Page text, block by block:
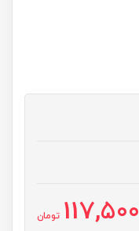
117,500 تومان